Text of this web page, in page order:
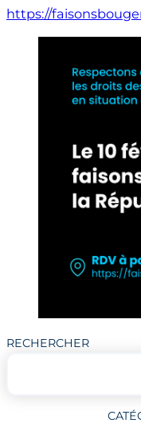
https://
RECHERCHER